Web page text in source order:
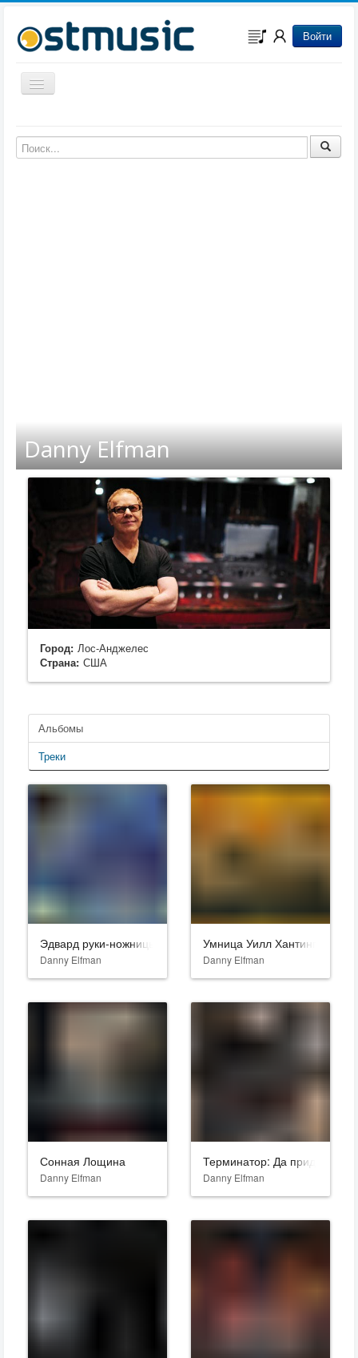
Войти
Включить/выключить навигацию
Музыка из мультфильмов
Музыка из сериалов
Danny Elfman
Город: Лос-Анджелес
Страна: США
Альбомы
Треки
Эдвард руки-ножницы
Danny Elfman
Умница Уилл Хантинг
Danny Elfman
Сонная Лощина
Danny Elfman
Терминатор: Да придёт
Danny Elfman